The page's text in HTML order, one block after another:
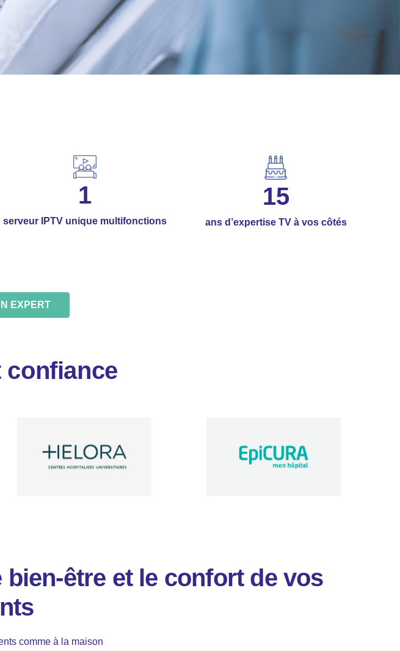
1
serveur IPTV unique multifonctions
15
ans d’expertise TV à vos côtés
EXPERT
confiance
être et le confort de vos
comme à la maison